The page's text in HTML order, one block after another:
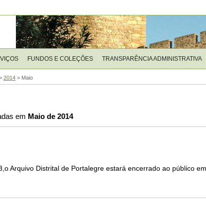
FUNDOS E COLEÇÕES TRANSPARÊNCIA ADMINISTRATIVA
2014 > Maio
em Maio de 2014
Arquivo Distrital de Portalegre estará encerrado ao público